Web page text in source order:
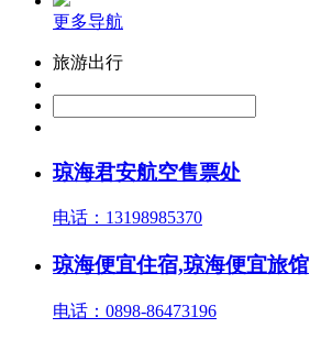
更多导航
旅游出行
琼海君安航空售票处
电话：13198985370
琼海便宜住宿,琼海便宜旅馆
电话：0898-86473196